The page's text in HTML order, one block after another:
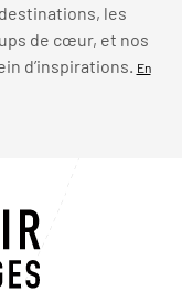
les
de cœur, et nos
d’inspirations. En